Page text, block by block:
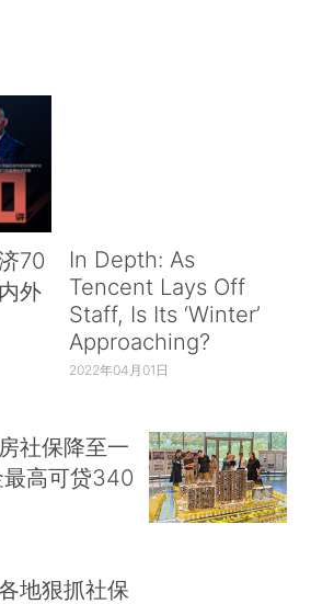
70
外
In Depth: As
Tencent Lays Off
Staff, Is Its ‘Winter’
Approaching?
2022年04月01日
社保降至一
高可贷340
地狠抓社保